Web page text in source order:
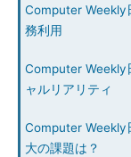
Computer
務利用
Computer
ャルリアリティ
Computer
大の課題は？